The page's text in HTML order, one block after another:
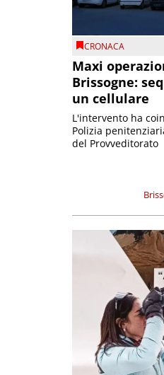
CRONACA
Maxi
Brissogne:
un cellulare
L'intervento ha
Polizia
del Provveditorato